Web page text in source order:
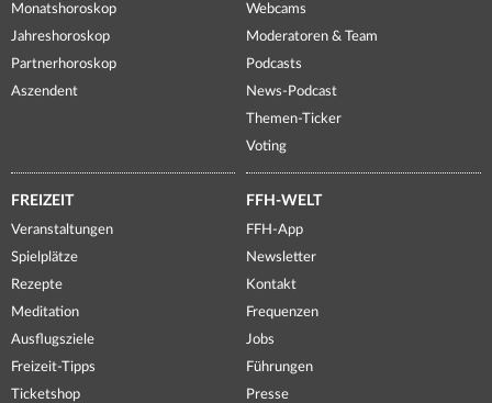
Monatshoroskop
Jahreshoroskop
Partnerhoroskop
Aszendent
Webcams
Moderatoren & Team
Podcasts
News-Podcast
Themen-Ticker
Voting
FREIZEIT
Veranstaltungen
Spielplätze
Rezepte
Meditation
Ausflugsziele
Freizeit-Tipps
Ticketshop
FFH-WELT
FFH-App
Newsletter
Kontakt
Frequenzen
Jobs
Führungen
Presse